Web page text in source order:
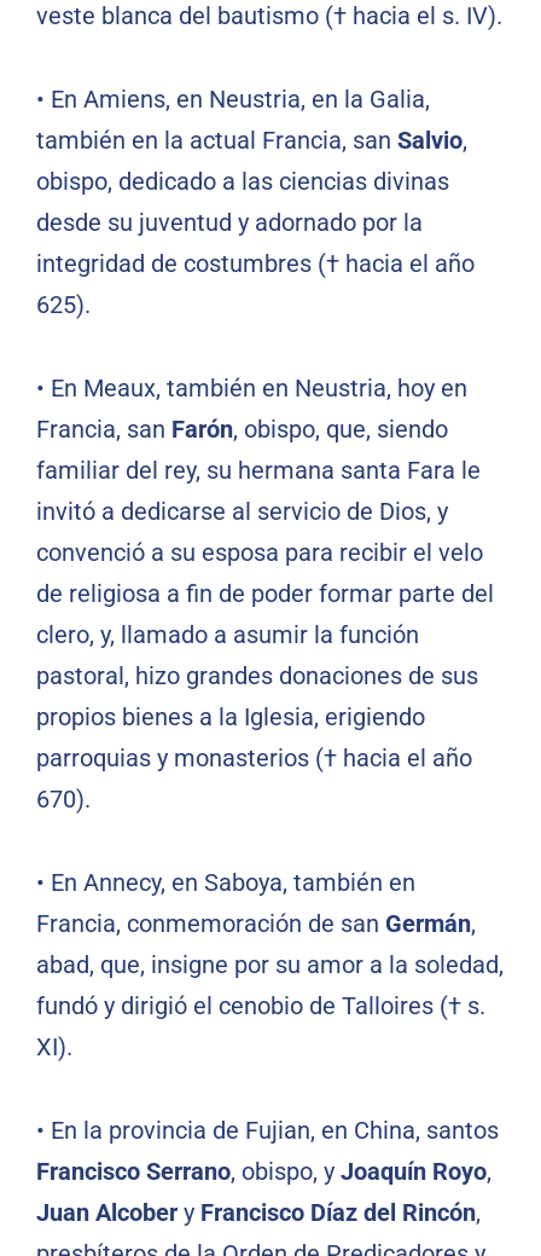
veste blanca del bautismo († hacia el s. IV).
• En Amiens, en Neustria, en la Galia,
también en la actual Francia, san Salvio,
obispo, dedicado a las ciencias divinas
desde su juventud y adornado por la
integridad de costumbres († hacia el año
625).
• En Meaux, también en Neustria, hoy en
Francia, san Farón, obispo, que, siendo
familiar del rey, su hermana santa Fara le
invitó a dedicarse al servicio de Dios, y
convenció a su esposa para recibir el velo
de religiosa a fin de poder formar parte del
clero, y, llamado a asumir la función
pastoral, hizo grandes donaciones de sus
propios bienes a la Iglesia, erigiendo
parroquias y monasterios († hacia el año
670).
• En Annecy, en Saboya, también en
Francia, conmemoración de san Germán,
abad, que, insigne por su amor a la soledad,
fundó y dirigió el cenobio de Talloires († s.
XI).
• En la provincia de Fujian, en China, santos
Francisco Serrano, obispo, y Joaquín Royo,
Juan Alcober y Francisco Díaz del Rincón,